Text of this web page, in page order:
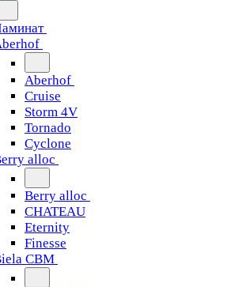
Aberhof
Cruise
Storm 4V
Tornado
Сyclone
alloc
Berry alloc
CHATEAU
Eternity
Finesse
CBM